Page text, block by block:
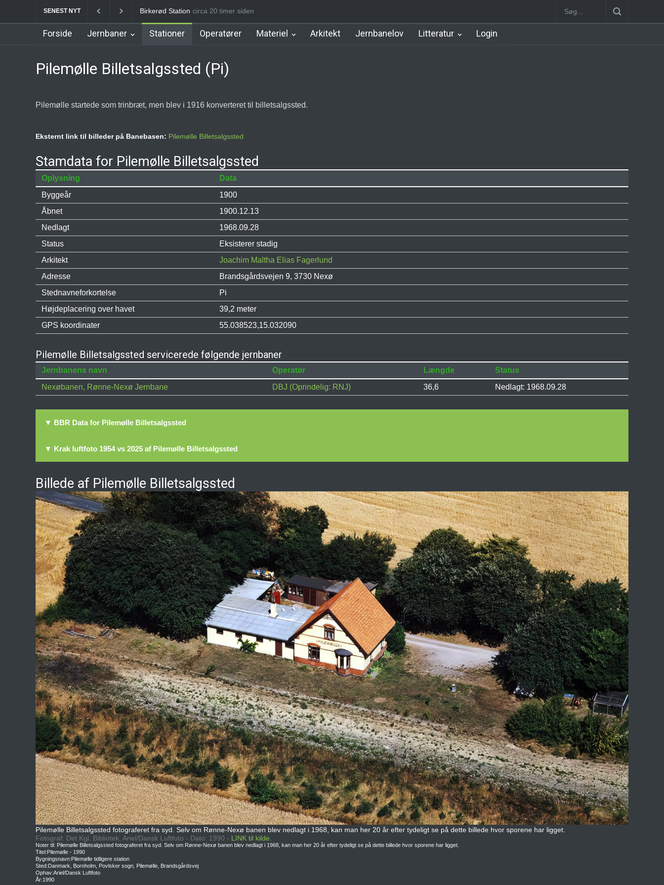
SENEST NYT Allerød Station Favrholm Station Nørrebro B Station [1886-1930] Nørrebro A Station
circa 21 timer siden
Forside Jernbaner Stationer Operatører Materiel Arkitekt Jernbanelov Litteratur Login
Pilemølle Billetsalgssted (Pi)
Pilemølle startede som trinbræt, men blev i 1916 konverteret til billetsalgssted.
Eksternt link til billeder på Banebasen: Pilemølle Billetsalgssted
Stamdata for Pilemølle Billetsalgssted
Oplysning
Data
Byggeår
1900
Åbnet
1900.12.13
Nedlagt
1968.09.28
Status
Eksisterer stadig
Arkitekt
Joachim Maltha Elias Fagerlund
Adresse
Brandsgårdsvejen 9, 3730 Nexø
Stednavneforkortelse
Pi
Højdeplacering over havet
39,2 meter
GPS koordinater
55.038523,15.032090
Pilemølle Billetsalgssted servicerede følgende jernbaner
Jernbanens navn Operatør Længde
Status
Nexøbanen, Rønne-Nexø Jernbane
DBJ (Oprindelig: RNJ) 36,6 Nedlagt: 1968.09.28
▼ BBR Data for Pilemølle Billetsalgssted
▼ Krak luftfoto 1954 vs 2025 af Pilemølle Billetsalgssted
Billede af Pilemølle Billetsalgssted
Pilemølle Billetsalgssted fotograferet fra syd. Selv om Rønne-Nexø banen blev nedlagt i 1968, kan man her 20 år efter tydeligt se på dette billede hvor sporene har ligget.
Fotograf: Det Kgl. Bibliotek, Ariel/Dansk Luftfoto - Dato: 1990 - LINK til kilde.
Noter til: Pilemølle Billetsalgssted fotograferet fra syd. Selv om Rønne-Nexø banen blev nedlagt i 1968, kan man her 20 år efter tydeligt se på dette billede hvor sporene har ligget.
Titel:Pilemølle - 1990
Bygningsnavn:Pilemølle tidligere station
Sted:Danmark, Bornholm, Povlsker sogn, Pilemølle, Brandsgårdsvej
Ophav:Ariel/Dansk Luftfoto
År:1990